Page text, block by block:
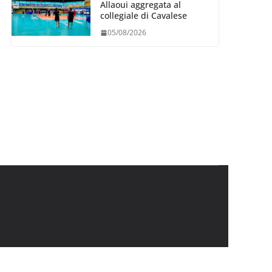
Allaoui aggregata al
collegiale di Cavalese
05/08/2026